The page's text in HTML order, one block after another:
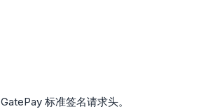
标准签名请求头。